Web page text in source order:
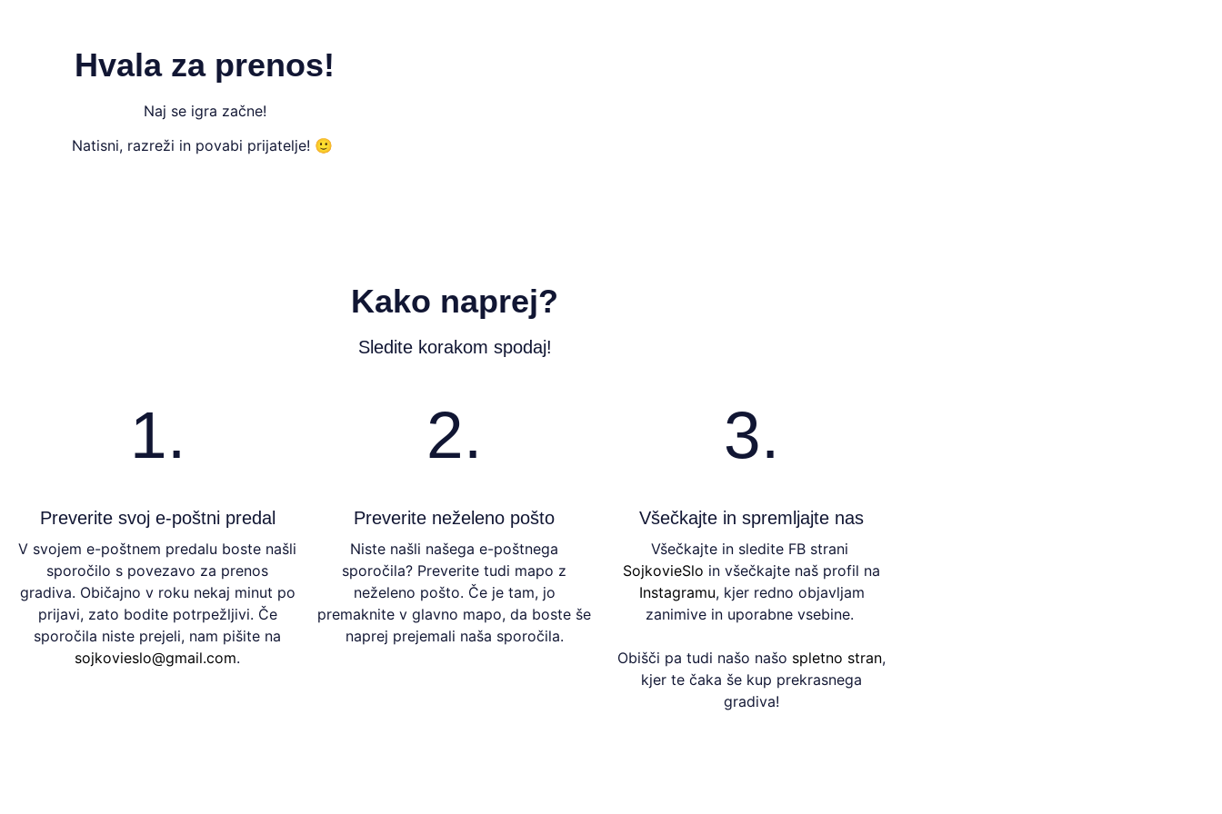
Hvala za prenos!
Naj se igra začne!
Natisni, razreži in povabi prijatelje! 🙂
Kako naprej?
Sledite korakom spodaj!
1.
Preverite svoj e-poštni predal
V svojem e-poštnem predalu boste našli
sporočilo s povezavo za prenos
gradiva. Običajno v roku nekaj minut po
prijavi, zato bodite potrpežljivi. Če
sporočila niste prejeli, nam pišite na
sojkovieslo@gmail.com.
2.
Preverite neželeno pošto
Niste našli našega e-poštnega
sporočila? Preverite tudi mapo z
neželeno pošto. Če je tam, jo
premaknite v glavno mapo, da boste še
naprej prejemali naša sporočila.
3.
Všečkajte in spremljajte nas
Všečkajte in sledite FB strani
SojkovieSlo in všečkajte naš profil na
Instagramu, kjer redno objavljam
zanimive in uporabne vsebine.
Obišči pa tudi našo našo spletno stran,
kjer te čaka še kup prekrasnega
gradiva!